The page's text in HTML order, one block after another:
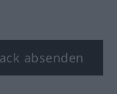
absenden